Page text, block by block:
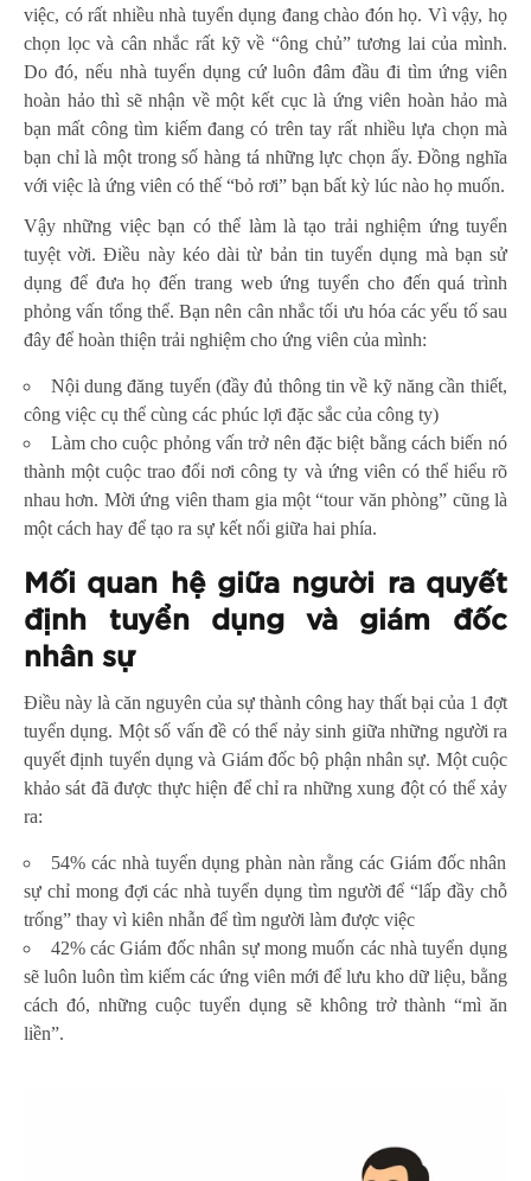
việc, có rất nhiều nhà tuyển dụng đang chào đón họ. Vì vậy, họ
chọn lọc và cân nhắc rất kỹ về “ông chủ” tương lai của mình.
Do đó, nếu nhà tuyển dụng cứ luôn đâm đầu đi tìm ứng viên
hoàn hảo thì sẽ nhận về một kết cục là ứng viên hoàn hảo mà
bạn mất công tìm kiếm đang có trên tay rất nhiều lựa chọn mà
bạn chỉ là một trong số hàng tá những lực chọn ấy. Đồng nghĩa
với việc là ứng viên có thế “bỏ rơi” bạn bất kỳ lúc nào họ muốn.
Vậy những việc bạn có thể làm là tạo trải nghiệm ứng tuyển
tuyệt vời. Điều này kéo dài từ bản tin tuyển dụng mà bạn sử
dụng để đưa họ đến trang web ứng tuyển cho đến quá trình
phỏng vấn tổng thể. Bạn nên cân nhắc tối ưu hóa các yếu tố sau
đây để hoàn thiện trải nghiệm cho ứng viên của mình:
Nội dung đăng tuyển (đầy đủ thông tin về kỹ năng cần thiết,
công việc cụ thể cùng các phúc lợi đặc sắc của công ty)
Làm cho cuộc phỏng vấn trở nên đặc biệt bằng cách biến nó
thành một cuộc trao đổi nơi công ty và ứng viên có thể hiểu rõ
nhau hơn. Mời ứng viên tham gia một “tour văn phòng” cũng là
một cách hay để tạo ra sự kết nối giữa hai phía.
Mối quan hệ giữa người ra quyết
định tuyển dụng và giám đốc
nhân sự
Điều này là căn nguyên của sự thành công hay thất bại của 1 đợt
tuyển dụng. Một số vấn đề có thể nảy sinh giữa những người ra
quyết định tuyển dụng và Giám đốc bộ phận nhân sự. Một cuộc
khảo sát đã được thực hiện để chỉ ra những xung đột có thể xảy
ra:
54% các nhà tuyển dụng phàn nàn rằng các Giám đốc nhân
sự chỉ mong đợi các nhà tuyển dụng tìm người để “lấp đầy chỗ
trống” thay vì kiên nhẫn để tìm người làm được việc
42% các Giám đốc nhân sự mong muốn các nhà tuyển dụng
sẽ luôn luôn tìm kiếm các ứng viên mới để lưu kho dữ liệu, bằng
cách đó, những cuộc tuyển dụng sẽ không trở thành “mì ăn
liền”.